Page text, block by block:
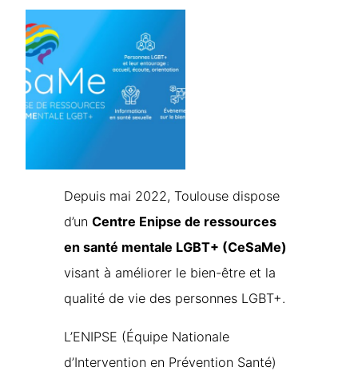
Depuis mai 2022, Toulouse dispose
d’un Centre Enipse de ressources
en santé mentale LGBT+ (CeSaMe)
visant à améliorer le bien-être et la
qualité de vie des personnes LGBT+.
L’ENIPSE (Équipe Nationale
d’Intervention en Prévention Santé)